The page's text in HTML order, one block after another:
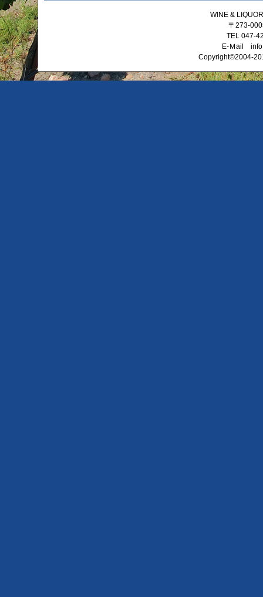
WINE &
〒273-
TEL 047-
E-Ｍail
Copyright©2004-